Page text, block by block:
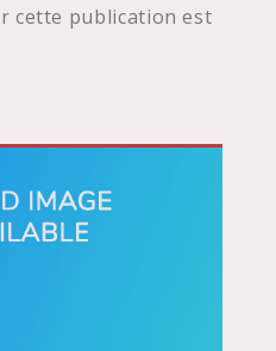
cette publication est